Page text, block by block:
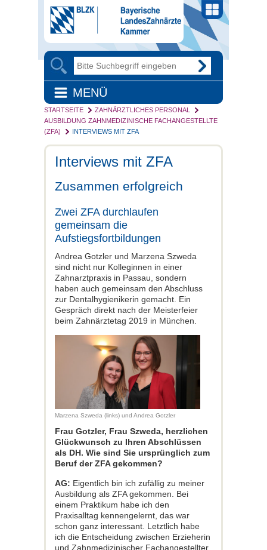
MENÜ
STARTSEITE
ZAHNÄRZTLICHES PERSONAL
AUSBILDUNG ZAHNMEDIZINISCHE FACHANGESTELLTE
(ZFA)
INTERVIEWS MIT ZFA
Interviews mit ZFA
Zusammen erfolgreich
Zwei ZFA durchlaufen
gemeinsam die
Aufstiegsfortbildungen
Andrea Gotzler und Marzena Szweda
sind nicht nur Kolleginnen in einer
Zahnarztpraxis in Passau, sondern
haben auch gemeinsam den Abschluss
zur Dentalhygienikerin gemacht. Ein
Gespräch direkt nach der Meisterfeier
beim Zahnärztetag 2019 in München.
Marzena Szweda (links) und Andrea Gotzler
Frau Gotzler, Frau Szweda, herzlichen
Glückwunsch zu Ihren Abschlüssen
als DH. Wie sind Sie ursprünglich zum
Beruf der ZFA gekommen?
AG: Eigentlich bin ich zufällig zu meiner
Ausbildung als ZFA gekommen. Bei
einem Praktikum habe ich den
Praxisalltag kennengelernt, das war
schon ganz interessant. Letztlich habe
ich die Entscheidung zwischen Erzieherin
und Zahnmedizinischer Fachangestellter